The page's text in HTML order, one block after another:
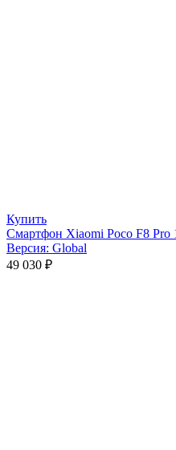
Купить
Смартфон Xiaomi Poco F8
Версия: Global
49 030 ₽